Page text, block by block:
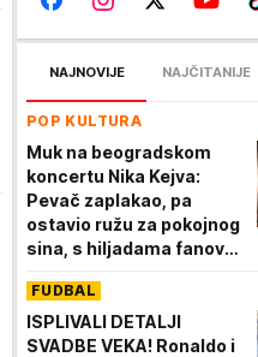
NAJNOVIJE NAJČITANIJE
POP KULTURA
Muk na beogradskom
koncertu Nika Kejva:
Pevač zaplakao, pa
ostavio ružu za pokojnog
sina, s hiljadama fanova
(VIDEO)
FUDBAL
ISPLIVALI DETALJI
SVADBE VEKA! Ronaldo i